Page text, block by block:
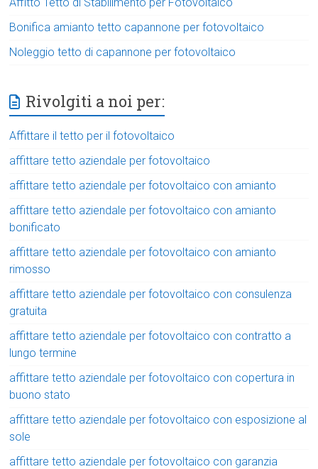
Bonifica amianto tetto capannone per fotovoltaico
Noleggio tetto di capannone per fotovoltaico
Rivolgiti a noi per:
Affittare il tetto per il fotovoltaico
affittare tetto aziendale per fotovoltaico
affittare tetto aziendale per fotovoltaico con amianto
affittare tetto aziendale per fotovoltaico con amianto
bonificato
affittare tetto aziendale per fotovoltaico con amianto
rimosso
affittare tetto aziendale per fotovoltaico con consulenza
gratuita
affittare tetto aziendale per fotovoltaico con contratto a
lungo termine
affittare tetto aziendale per fotovoltaico con copertura in
buono stato
affittare tetto aziendale per fotovoltaico con esposizione al
sole
affittare tetto aziendale per fotovoltaico con garanzia